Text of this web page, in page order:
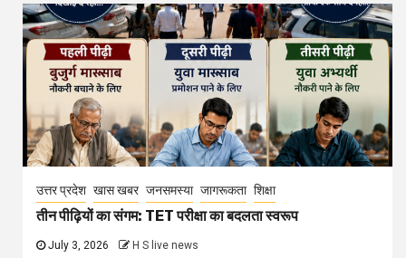
उत्तर प्रदेश खास खबर जनसमस्या जागरूकता शिक्षा
तीन पीढ़ियों का संगम: TET परीक्षा का बदलता स्वरूप
July 3, 2026 H S live news